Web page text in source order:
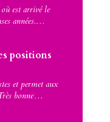
est arrivé le
années.…
positions
et permet aux
bonne…